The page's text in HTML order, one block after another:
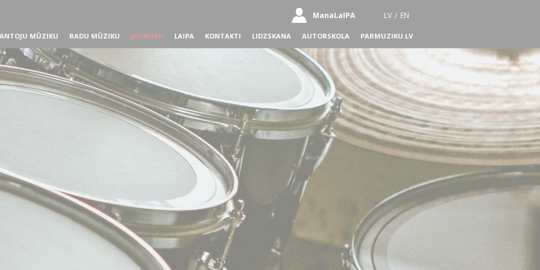
ManaLaIPA LV / EN
MŪZIKU RADU MŪZIKU JAUNUMI LAIPA KONTAKTI LIDZSKANA AUTORSKOLA PARMUZIKU.LV